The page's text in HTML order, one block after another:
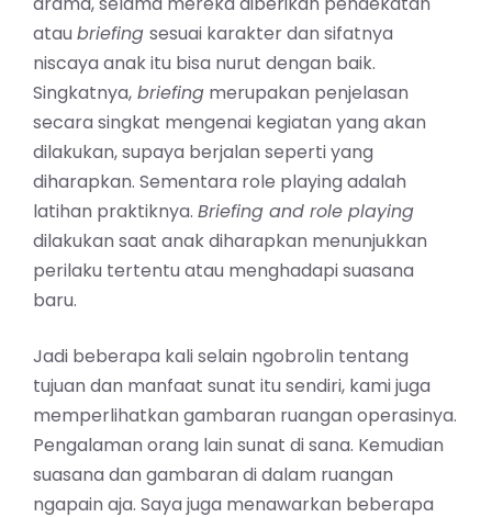
atau briefing sesuai karakter dan sifatnya
niscaya anak itu bisa nurut dengan baik.
Singkatnya, briefing merupakan penjelasan
secara singkat mengenai kegiatan yang akan
dilakukan, supaya berjalan seperti yang
diharapkan. Sementara role playing adalah
latihan praktiknya. Briefing and role playing
dilakukan saat anak diharapkan menunjukkan
perilaku tertentu atau menghadapi suasana
baru.
Jadi beberapa kali selain ngobrolin tentang
tujuan dan manfaat sunat itu sendiri, kami juga
memperlihatkan gambaran ruangan operasinya.
Pengalaman orang lain sunat di sana. Kemudian
suasana dan gambaran di dalam ruangan
ngapain aja. Saya juga menawarkan beberapa